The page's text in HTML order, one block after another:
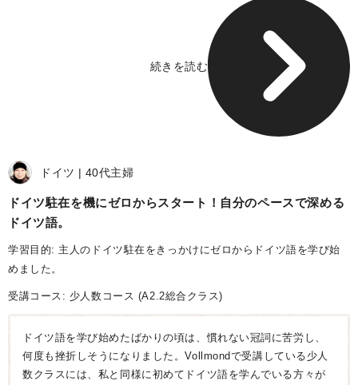
続きを読む
ドイツ 40代主婦
ドイツ駐在を機にゼロからスタート！自分のペースで深める
ドイツ語
学習目的: 主人のドイツ駐在をきっかけにゼロからドイツ語を学び始
めました。
受講コース: 少人数コース (A2.2総合クラス)
ドイツ語を学び始めたばかりの頃は、慣れない冠詞に苦労し、
何度も挫折しそうになりました。Vollmondで受講している少人
数クラスには、私と同様に初めてドイツ語を学んでいる方々が